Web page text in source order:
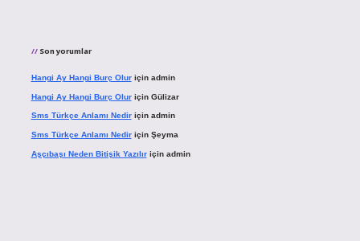
Son yorumlar
Hangi Ay Hangi Burç Oluriçin admin
Hangi Ay Hangi Burç Oluriçin Gülizar
Sms Türkçe Anlamı Nediriçin admin
Sms Türkçe Anlamı Nediriçin Şeyma
Aşçıbaşı Neden Bitişik Yazılıriçin admin